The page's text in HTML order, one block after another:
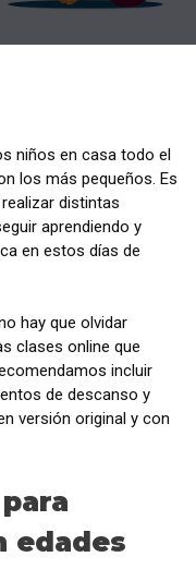
niños en casa todo el
los más pequeños. Es
distintas
aprendiendo y
en estos días de
hay que olvidar
clases online que
incluir
de descanso y
versión original y con
edades
l